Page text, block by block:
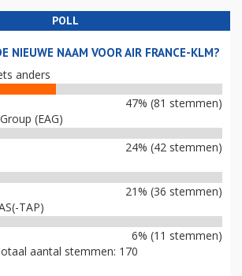
POLL
NIEUWE NAAM VOOR AIR FRANCE-KLM?
anders
47% (81 stemmen)
(EAG)
24% (42 stemmen)
21% (36 stemmen)
TAP)
6% (11 stemmen)
aantal stemmen: 170